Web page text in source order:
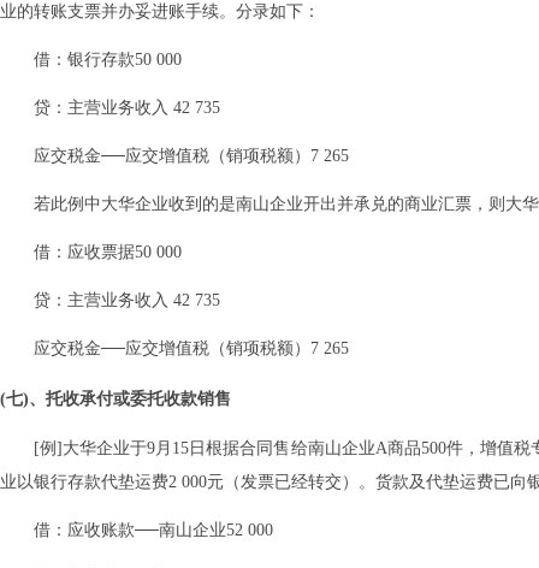
业的转账支票并办妥进账手续。分录如下：
借：银行存款50 000
贷：主营业务收入 42 735
应交税金──应交增值税（销项税额）7 265
若此例中大华企业收到的是南山企业开出并承兑的商业汇票，则大
借：应收票据50 000
贷：主营业务收入 42 735
应交税金──应交增值税（销项税额）7 265
(七)、托收承付或委托收款销售
[例]大华企业于9月15日根据合同售给南山企业A商品500件，增值
业以银行存款代垫运费2 000元（发票已经转交）。货款及代垫运费已
借：应收账款──南山企业52 000